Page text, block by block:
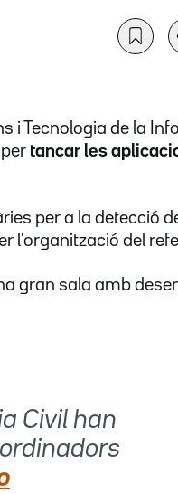
i Tecnologia de la
tancar les
per a la detecció
l'organització del
gran sala amb
Civil han